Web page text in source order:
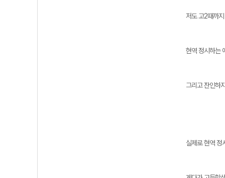
저도 고2때까
현역 정시하는
그리고 잔인하
실제로 현역 정